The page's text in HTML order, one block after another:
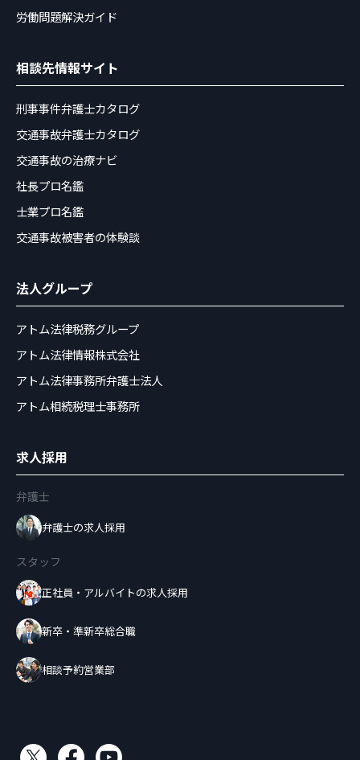
労働問題解決ガイド
相談先情報サイト
刑事事件弁護士カタログ
交通事故弁護士カタログ
交通事故の治療ナビ
社長プロ名鑑
士業プロ名鑑
交通事故被害者の体験談
法人グループ
アトム法律税務グループ
アトム法律情報株式会社
アトム法律事務所弁護士法人
アトム相続税理士事務所
求人採用
弁護士
弁護士の求人採用
スタッフ
正社員・アルバイトの求人採用
新卒・準新卒総合職
相談予約営業部